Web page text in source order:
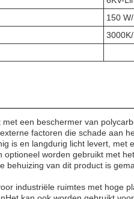
150
een beschermer van
factoren die schade aan
is en langdurig licht levert, met
worden gebruikt met
behuizing van dit product is
industriële ruimtes met hoge